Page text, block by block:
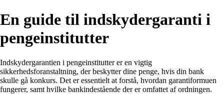
En guide til indskydergaranti i
pengeinstitutter
Indskydergarantien i pengeinstitutter er en vigtig
sikkerhedsforanstaltning, der beskytter dine penge, hvis din bank
skulle gå konkurs. Det er essentielt at forstå, hvordan garantiformuen
fungerer, samt hvilke bankindestående der er omfattet af ordningen.